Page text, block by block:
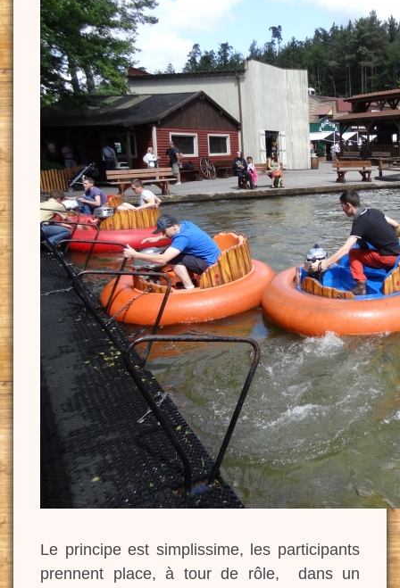
Le principe est simplissime, les participants
prennent place, à tour de rôle, dans un